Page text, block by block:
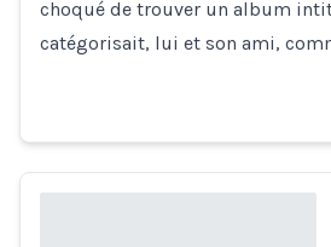
choqué de trouver un album
catégorisait, lui et son ami,